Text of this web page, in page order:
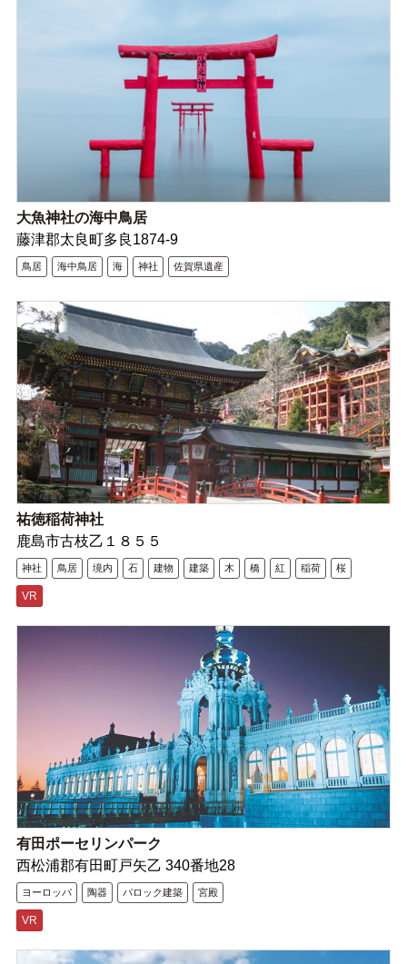
大魚神社の海中鳥居
藤津郡太良町多良1874-9
鳥居 海中鳥居 海 神社 佐賀県遺産
祐徳稲荷神社
鹿島市古枝乙１８５５
神社 鳥居 境内 石 建物 建築 木 橋 紅 稲荷 桜
VR
有田ポーセリンパーク
西松浦郡有田町戸矢乙 340番地28
ヨーロッパ 陶器 バロック建築 宮殿
VR